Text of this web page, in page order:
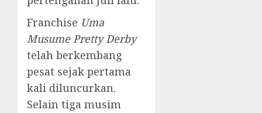
Franchise Uma
Musume Pretty Derby
telah berkembang
pesat sejak pertama
kali diluncurkan.
Selain tiga musim